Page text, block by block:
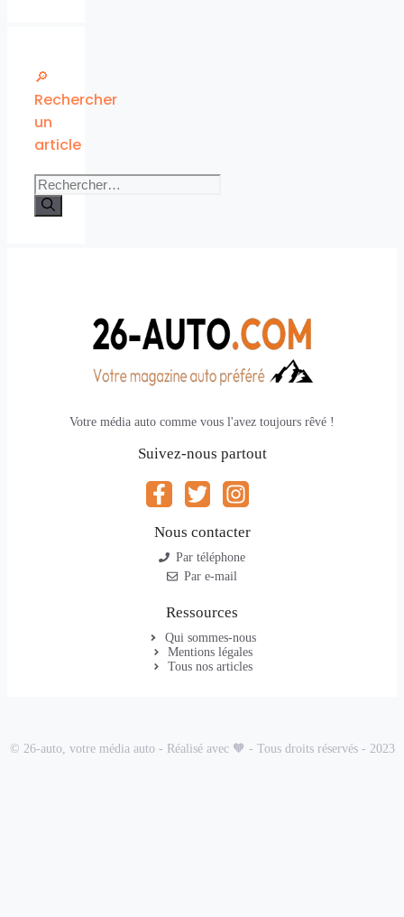
🔎
Rechercher
un
article
Rechercher :
Votre média auto comme vous l'avez toujours rêvé !
Suivez-nous partout
Nous contacter
Par téléphone
Par e-mail
Ressources
Qui sommes-nous
Mentions légales
Tous nos articles
© 26-auto, votre média auto - Réalisé avec 🧡 - Tous droits réservés - 2023